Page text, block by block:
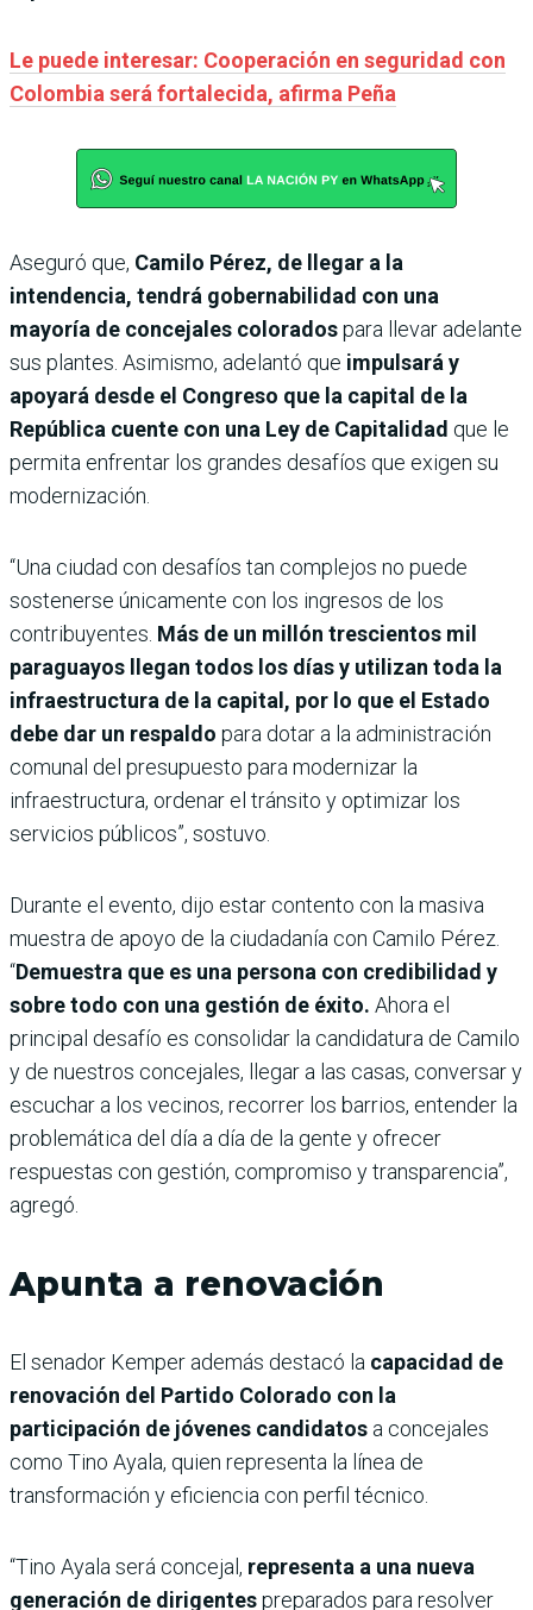
Le puede interesar: Cooperación en seguridad con
Colombia será fortalecida, afirma Peña
Aseguró que, Camilo Pérez, de llegar a la
intendencia, tendrá gobernabilidad con una
mayoría de concejales coloradospara llevar adelante
sus plantes. Asimismo, adelantó que impulsará y
apoyará desde el Congreso que la capital de la
República cuente con una Ley de Capitalidad que le
permita enfrentar los grandes desafíos que exigen su
modernización.
“Una ciudad con desafíos tan complejos no puede
sostenerse únicamente con los ingresos de los
contribuyentes. Más de un millón trescientos mil
paraguayos llegan todos los días y utilizan toda la
infraestructura de la capital, por lo que el Estado
debe dar un respaldo para dotar a la administración
comunal del presupuesto para modernizar la
infraestructura, ordenar el tránsito y optimizar los
servicios públicos”, sostuvo.
Durante el evento, dijo estar contento con la masiva
muestra de apoyo de la ciudadanía con Camilo Pérez.
“Demuestra que es una persona con credibilidad y
sobre todo con una gestión de éxito. Ahora el
principal desafío es consolidar la candidatura de Camilo
y de nuestros concejales, llegar a las casas, conversar y
escuchar a los vecinos, recorrer los barrios, entender la
problemática del día a día de la gente y ofrecer
respuestas con gestión, compromiso y transparencia”,
agregó.
Apunta a renovación
El senador Kemper además destacó la capacidad de
renovación del Partido Colorado con la
participación de jóvenes candidatos a concejales
como Tino Ayala, quien representa la línea de
transformación y eficiencia con perfil técnico.
“Tino Ayala será concejal, representa a una nueva
generación de dirigentespreparados para resolver